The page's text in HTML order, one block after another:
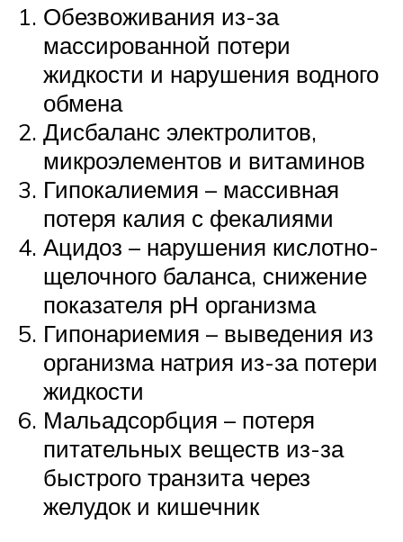
Обезвоживания из-за
массированной потери
жидкости и нарушения водного
обмена
Дисбаланс электролитов,
микроэлементов и витаминов
Гипокалиемия – массивная
потеря калия с фекалиями
Ацидоз – нарушения кислотно-
щелочного баланса, снижение
показателя рН организма
Гипонариемия – выведения из
организма натрия из-за потери
жидкости
Мальадсорбция – потеря
питательных веществ из-за
быстрого транзита через
желудок и кишечник